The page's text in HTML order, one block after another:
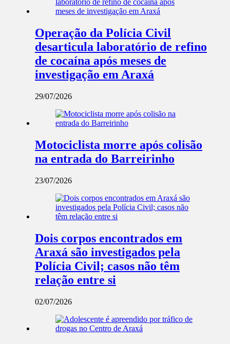
Operação da Polícia Civil
desarticula laboratório de refino
de cocaína após meses de
investigação em Araxá
29/07/2026
Motociclista morre após colisão
na entrada do Barreirinho
23/07/2026
Dois corpos encontrados em
Araxá são investigados pela
Polícia Civil; casos não têm
relação entre si
02/07/2026